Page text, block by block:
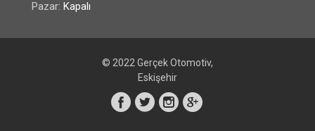
Pazar: Kapalı
© 2022 Gerçek Otomotiv,
Eskişehir